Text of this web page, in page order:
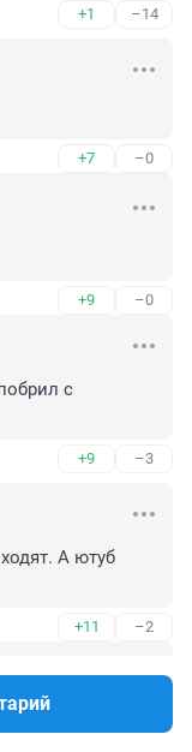
+1 –14
+7 –0
+9 –0
с
+9 –3
А ютуб
+11 –2
ходят. А ютуб